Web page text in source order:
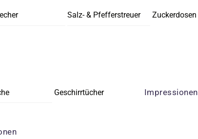
Salz- & Pfefferstreuer Zuckerdosen
Geschirrtücher Impressionen